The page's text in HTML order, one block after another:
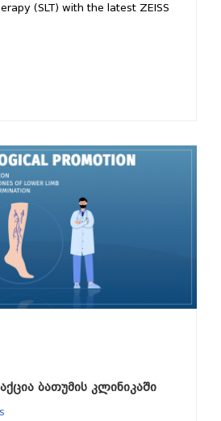
(SLT) with the latest ZEISS
ბათუმის კლინიკაში